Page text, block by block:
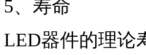
5、寿命
LED器件的理论